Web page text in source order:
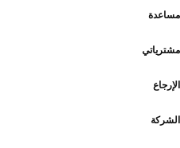
مساعدة
مشترياتي
الإرجاع
الشركة